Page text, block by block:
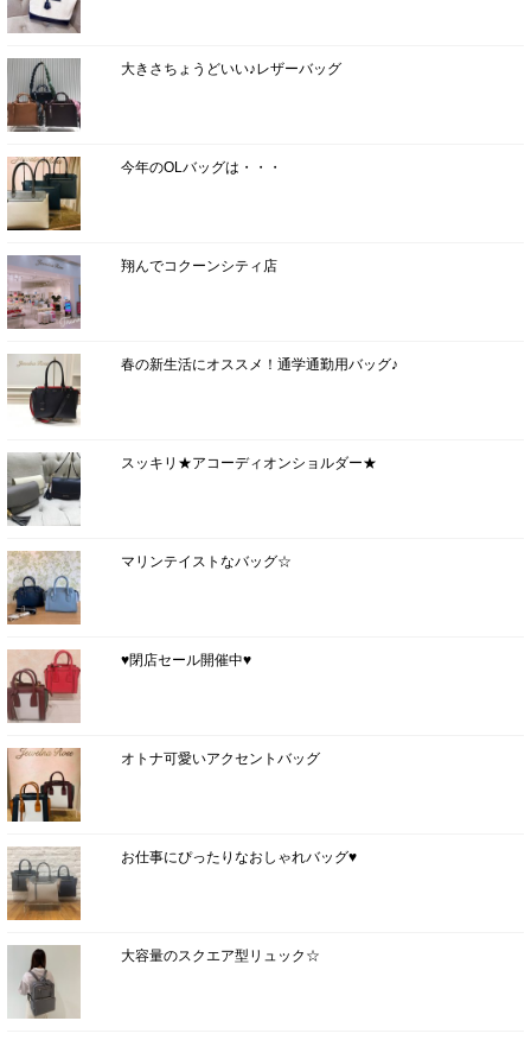
大きさちょうどいい♪レザーバッグ
今年のOLバッグは・・・
翔んでコクーンシティ店
春の新生活にオススメ！通学通勤用バッグ♪
スッキリ★アコーディオンショルダー★
マリンテイストなバッグ☆
♥閉店セール開催中♥
オトナ可愛いアクセントバッグ
お仕事にぴったりなおしゃれバッグ♥
大容量のスクエア型リュック☆